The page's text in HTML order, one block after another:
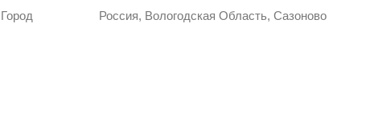
Город
Россия, Вологодская Область, Сазоново